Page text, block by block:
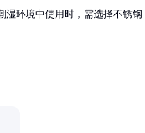
湿环境中使用时，需选择不锈钢